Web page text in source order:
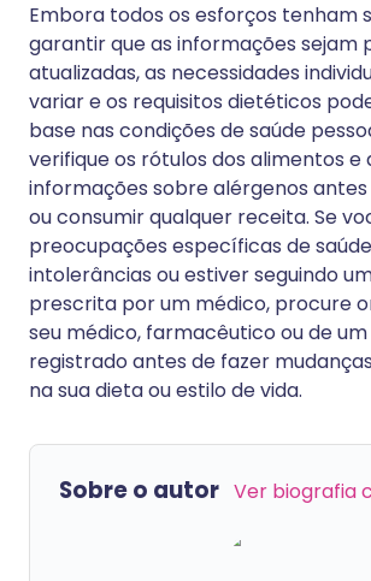
Embora todos os esforços tenham
garantir que as informações sejam
atualizadas, as necessidades
variar e os requisitos dietéticos
base nas condições de saúde
verifique os rótulos dos alimentos e
informações sobre alérgenos
ou consumir qualquer receita. Se
preocupações específicas de
intolerâncias ou estiver seguindo
prescrita por um médico, procure
seu médico, farmacêutico ou de
registrado antes de fazer
na sua dieta ou estilo de vida.
Sobre o autor Ver biografia